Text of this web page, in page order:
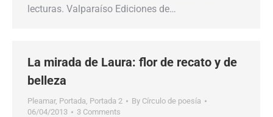
lecturas. Valparaíso Ediciones de…
La mirada de Laura: flor de recato y de
belleza
Pleamar, Portada, Portada 2 By Círculo de poesía
06/04/2013
3 Comments